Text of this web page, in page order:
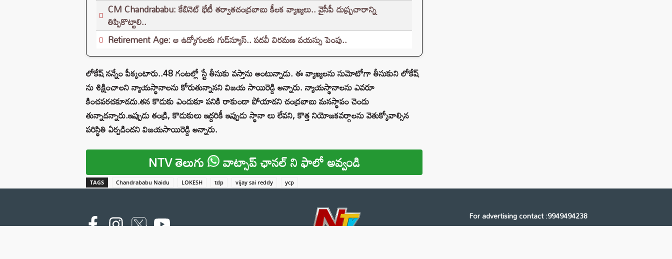
CM Chandrababu: కేబినెట్ భేటీ తర్వాతచంద్రబాబు కీలక వ్యాఖ్యలు.. వైసీపీ దుష్ప్రచారాన్ని
తిప్పికొట్టాలి..
Retirement Age: ఆ ఉద్యోగులకు గుడ్‌న్యూస్.. పదవీ విరమణ వయస్సు పెంపు..
లోకేష్‌ నన్నేం పీక్కంటారు..48 గంటల్లో స్టే తీసుకు వస్తాను అంటున్నాడు. ఈ వ్యాఖ్యలను సుమోటోగా తీసుకుని లోకేష్
ను శిక్షించాలని న్యాయస్థానాలను కోరుతున్నానని విజయ సాయిరెడ్డి అన్నారు. న్యాయస్థానాలను ఎవరూ
కించపరచకూడదు.తన కొడుకు ఎందుకూ పనికి రాకుండా పోయాడని చంద్రబాబు మనస్థాపం చెందు
తున్నాడన్నారు.ఇప్పుడు తండ్రి, కొడుకులు ఇద్దరికీ ఇప్పుడు స్థానా లు లేవని, కొత్త నియోజకవర్గాలను వెతుక్కోవాల్సిన
పరిస్థితి ఏర్పడిందని విజయసాయిరెడ్డి అన్నారు.
NTV తెలుగు వాట్సాప్ ఛానల్ ని ఫాలో అవ్వండి
TAGS Chandrababu Naidu LOKESH tdp vijay sai reddy ycp
For advertising contact :9949494238
Email: digital@ntvnetwork.com